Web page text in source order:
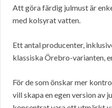
Att göra färdig julmust är
med kolsyrat vatten.
Ett antal producenter,
klassiska Örebro-varianten,
För de som önskar mer
vill skapa en egen version av